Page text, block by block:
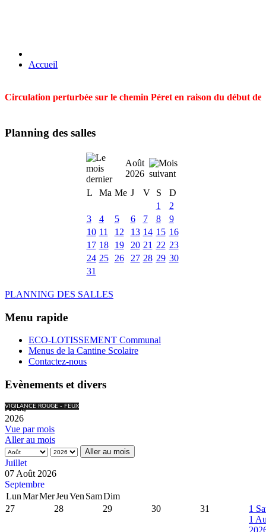
Accueil
Circulation perturbée sur le chemin Péret en raison du début
Planning des salles
Août
2026
L
Ma Me J V S
D
1
2
3
4 5 6 7 8
9
10 11 12 13 14 15 16
17 18 19 20 21 22 23
24 25 26 27 28 29 30
31
PLANNING DES SALLES
Menu rapide
ECO-LOTISSEMENT Communal
Menus de la Cantine Scolaire
Contactez-nous
Evènements et divers
VIGILANCE ROUGE - FEUX
Août,
2026
Vue par mois
Aller au mois
Aller au mois
Juillet
07 Août 2026
Septembre
LunMarMerJeuVen SamDim
27
28 29 30 31 1
1